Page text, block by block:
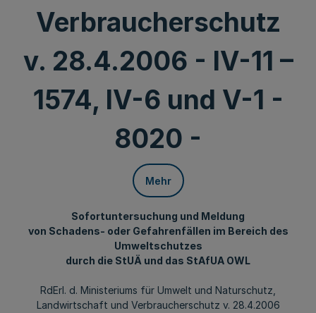
Verbraucherschutz
v. 28.4.2006 - IV-11 –
1574, IV-6 und V-1 -
8020 -
Mehr
Sofortuntersuchung und Meldung
von Schadens- oder Gefahrenfällen im Bereich des
Umweltschutzes
durch die StUÄ und das StAfUA OWL
RdErl. d. Ministeriums für Umwelt und Naturschutz,
Landwirtschaft und Verbraucherschutz v. 28.4.2006